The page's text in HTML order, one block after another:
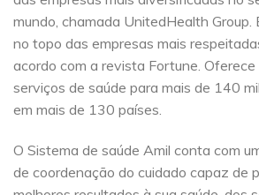
mundo, chamada UnitedHealth Group.
no topo das empresas mais
acordo com a revista Fortune.
serviços de saúde para mais de 140
em mais de 130 países.
O Sistema de saúde Amil conta com
de coordenação do cuidado capaz de